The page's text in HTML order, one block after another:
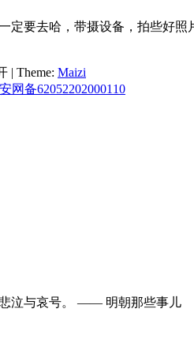
定要去哈，带摄设备，拍些好照
| Theme: Maizi
网备62052202000110
泣与哀号。 —— 明朝那些事儿